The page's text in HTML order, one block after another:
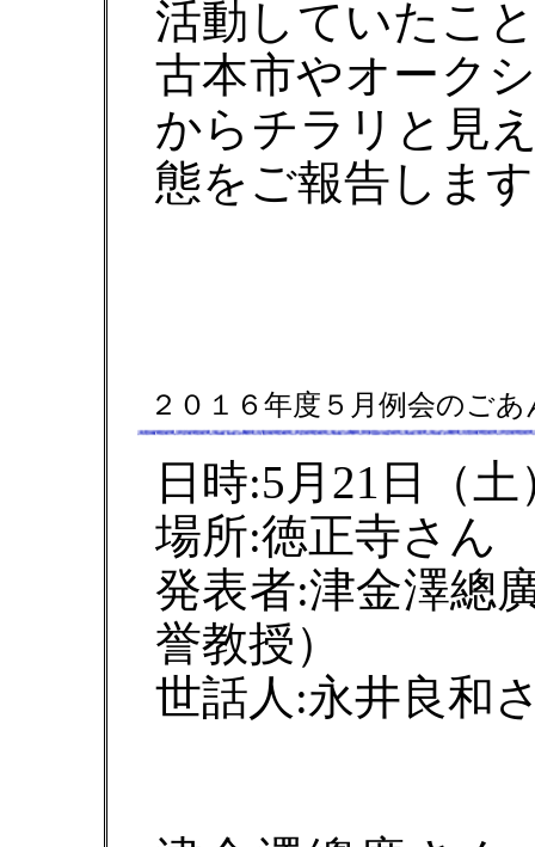
活動していたこ
古本市やオーク
からチラリと見
態をご報告しま
２０１６年度５月例会のご
日時:5月21日（
場所:徳正寺さん
発表者:津金澤總
誉教授）
世話人:永井良和